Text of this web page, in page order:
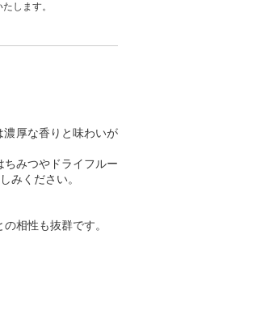
します。
厚な香りと味わいが
みつやドライフルー
みください。
相性も抜群です。